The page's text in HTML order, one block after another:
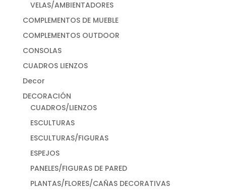
VELAS/AMBIENTADORES
COMPLEMENTOS DE MUEBLE
COMPLEMENTOS OUTDOOR
CONSOLAS
CUADROS LIENZOS
Decor
DECORACIÓN
CUADROS/LIENZOS
ESCULTURAS
ESCULTURAS/FIGURAS
ESPEJOS
PANELES/FIGURAS DE PARED
PLANTAS/FLORES/CAÑAS DECORATIVAS